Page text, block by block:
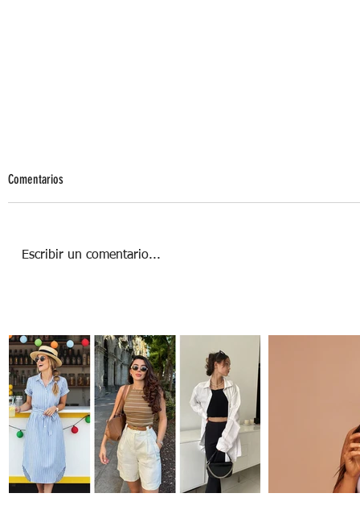
Comentarios
Escribir un comentario...